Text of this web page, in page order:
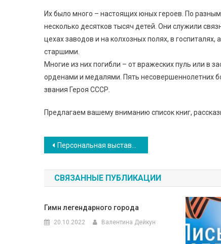
Их было много – настоящих юных героев. По
несколько десятков тысяч детей. Они служили
цехах заводов и на колхозных полях, в
старшими.
Многие из них погибли – от вражеских пуль или в
орденами и медалями. Пять несовершеннолетних
звания Героя СССР.
Предлагаем вашему вниманию список книг,
Навигация
по
записям
Персональная выставка «Шерстяное вдохновение»
СВЯЗАННЫЕ ПУБЛИКАЦИИ
Гимн легендарного города
20.10.2022 Валентина Дейкун